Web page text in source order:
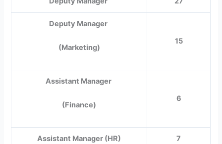
Deputy Manager
(Marketing)
15
Assistant Manager
(Finance)
6
Assistant Manager (HR) 7